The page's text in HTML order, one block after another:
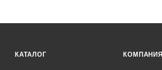
КАТАЛОГ КОМПАНИЯ